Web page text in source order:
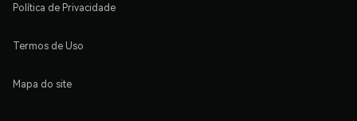
Política de Privacidade
Termos de Uso
Mapa do site